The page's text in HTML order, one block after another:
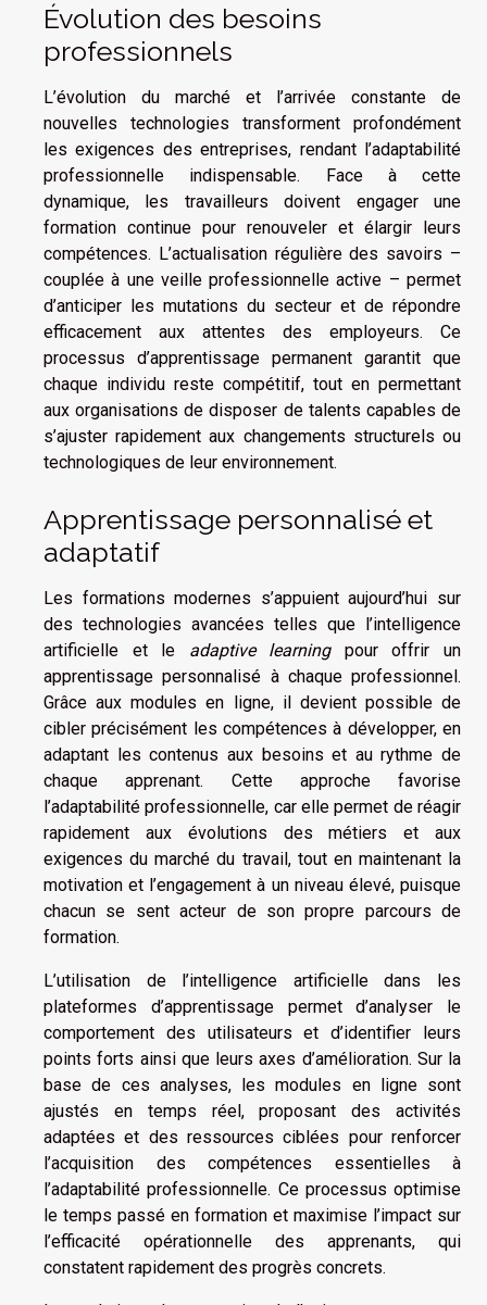
Évolution des besoins
professionnels
L’évolution du marché et l’arrivée constante de
nouvelles technologies transforment profondément
les exigences des entreprises, rendant l’adaptabilité
professionnelle indispensable. Face à cette
dynamique, les travailleurs doivent engager une
formation continue pour renouveler et élargir leurs
compétences. L’actualisation régulière des savoirs –
couplée à une veille professionnelle active – permet
d’anticiper les mutations du secteur et de répondre
efficacement aux attentes des employeurs. Ce
processus d’apprentissage permanent garantit que
chaque individu reste compétitif, tout en permettant
aux organisations de disposer de talents capables de
s’ajuster rapidement aux changements structurels ou
technologiques de leur environnement.
Apprentissage personnalisé et
adaptatif
Les formations modernes s’appuient aujourd’hui sur
des technologies avancées telles que l’intelligence
artificielle et le adaptive learningpour offrir un
apprentissage personnalisé à chaque professionnel.
Grâce aux modules en ligne, il devient possible de
cibler précisément les compétences à développer, en
adaptant les contenus aux besoins et au rythme de
chaque apprenant. Cette approche favorise
l’adaptabilité professionnelle, car elle permet de réagir
rapidement aux évolutions des métiers et aux
exigences du marché du travail, tout en maintenant la
motivation et l’engagement à un niveau élevé, puisque
chacun se sent acteur de son propre parcours de
formation.
L’utilisation de l’intelligence artificielle dans les
plateformes d’apprentissage permet d’analyser le
comportement des utilisateurs et d’identifier leurs
points forts ainsi que leurs axes d’amélioration. Sur la
base de ces analyses, les modules en ligne sont
ajustés en temps réel, proposant des activités
adaptées et des ressources ciblées pour renforcer
l’acquisition des compétences essentielles à
l’adaptabilité professionnelle. Ce processus optimise
le temps passé en formation et maximise l’impact sur
l’efficacité opérationnelle des apprenants, qui
constatent rapidement des progrès concrets.